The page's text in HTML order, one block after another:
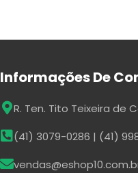
Informações De
R. Ten. Tito Teixeira de
(41) 3079-0286 | (41)